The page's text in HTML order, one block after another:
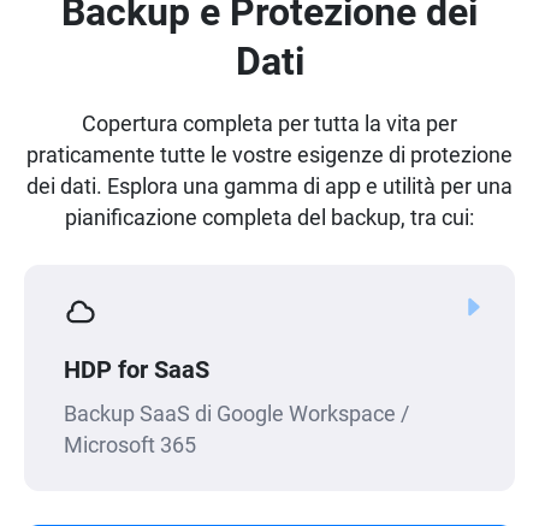
Backup e Protezione dei
Dati
Copertura completa per tutta la vita per
praticamente tutte le vostre esigenze di protezione
dei dati. Esplora una gamma di app e utilità per una
pianificazione completa del backup, tra cui:
HDP for SaaS
Backup SaaS di Google Workspace /
Microsoft 365